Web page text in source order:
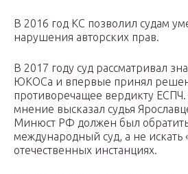
В 2016 год КС позволил судам
нарушения авторских прав.
В 2017 году суд рассматривал
ЮКОСа и впервые принял
противоречащее вердикту ЕСПЧ.
мнение высказал судья
Минюст РФ должен был
международный суд, а не искать
отечественных инстанциях.